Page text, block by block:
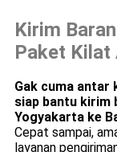
Kirim
Paket Kilat
Gak cuma antar
siap bantu kirim
Yogyakarta ke
Cepat sampai,
layanan